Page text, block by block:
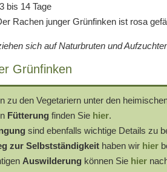
bis 14 Tage
Rachen junger Grünfinken ist rosa
sich auf Naturbruten und
Grünfinken
zu den Vegetariern unter den
Fütterung finden Sie hier.
sind ebenfalls wichtige Details zu
zur Selbstständigkeit haben wir hier
Auswilderung können Sie hier